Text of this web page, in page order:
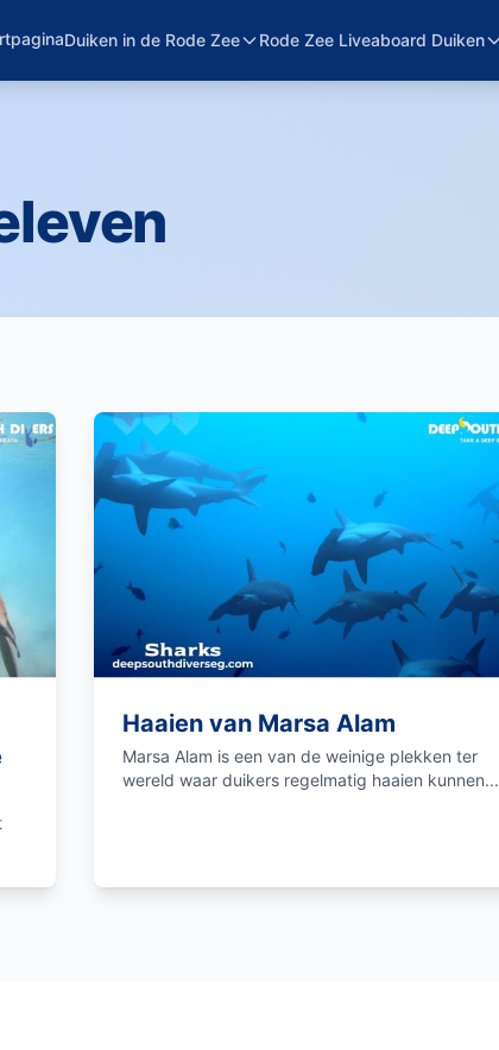
Duiken in de Rode Zee Rode Zee Liveaboard Duiken
Haaien van Marsa Alam
Marsa Alam is een van de weinige plekken ter
wereld waar duikers regelmatig haaien kunnen...